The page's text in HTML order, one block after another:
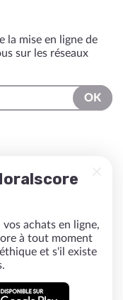
la mise en ligne de
sur les réseaux
OK
achats en ligne,
à tout moment
et s'il existe